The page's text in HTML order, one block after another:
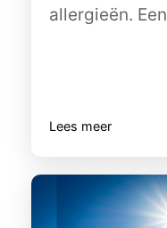
allergieën.
Lees meer